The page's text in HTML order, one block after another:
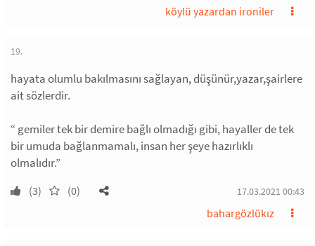
köylü yazardan ironiler
19.
hayata olumlu bakılmasını sağlayan, düşünür,yazar,şairlere
ait sözlerdir.
“ gemiler tek bir demire bağlı olmadığı gibi, hayaller de tek
bir umuda bağlanmamalı, insan her şeye hazırlıklı
olmalıdır.”
(3) (0) 17.03.2021 00:43
bahargözlükız